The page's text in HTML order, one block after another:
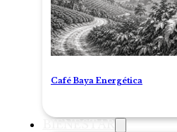
Café Baya Energética
BIENESTAR